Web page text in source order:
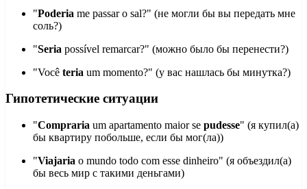
"Poderia me passar o sal?" (не могли бы вы передать мне
соль?)
"Seria possível remarcar?" (можно было бы перенести?)
"Você teria um momento?" (у вас нашлась бы минутка?)
Гипотетические ситуации
"Compraria um apartamento maior se pudesse" (я купил(а)
бы квартиру побольше, если бы мог(ла))
"Viajaria o mundo todo com esse dinheiro" (я объездил(а)
бы весь мир с такими деньгами)